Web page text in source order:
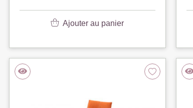
Ajouter au panier